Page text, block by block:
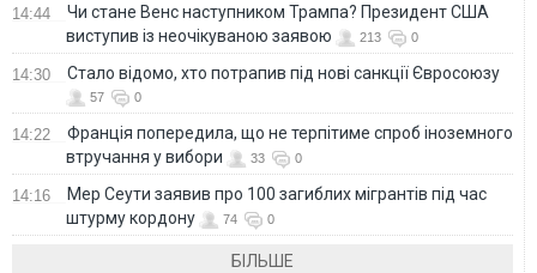
14:44
Чи стане Венс наступником Трампа? Президент США
виступив із неочікуваною заявою
213 0
14:30 Стало відомо, хто потрапив під нові санкції Євросоюзу
57 0
14:22
Франція попередила, що не терпітиме спроб іноземного
втручання у вибори
33 0
14:16
Мер Сеути заявив про 100 загиблих мігрантів під час
штурму кордону
74 0
БІЛЬШЕ